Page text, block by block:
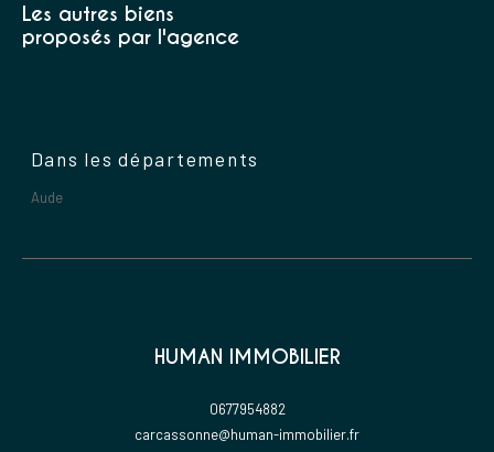
Les autres biens
proposés par l'agence
Dans les départements
Aude
HUMAN IMMOBILIER
0677954882
carcassonne@human-immobilier.fr